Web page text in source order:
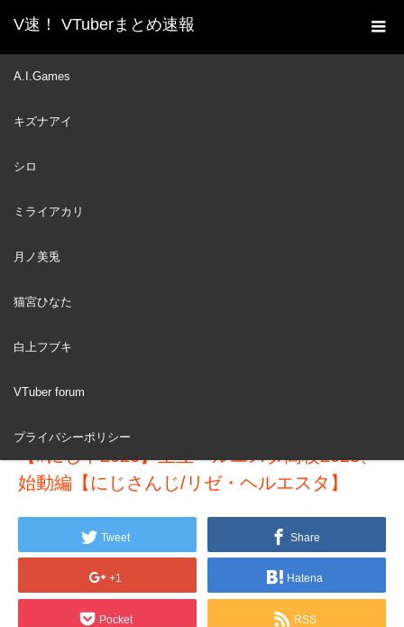
V速！ VTuberまとめ速報
A.I.Games
キズナアイ
シロ
ミライアカリ
月ノ美兎
猫宮ひなた
白上フブキ
VTuber forum
プライバシーポリシー
ホーム
新着動画一覧
06
【#にじ甲2023】王立ヘルエスタ高校2023、
始動編【にじさんじ/リゼ・ヘルエスタ】
Tweet Share
+1 Hatena
Pocket RSS